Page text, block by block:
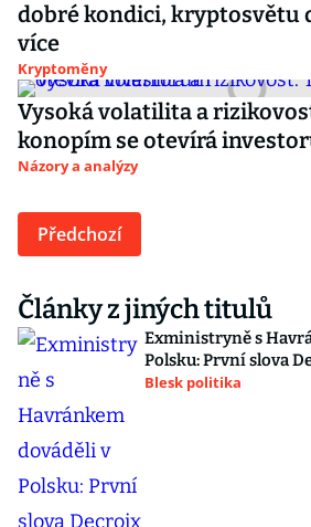
dobré kondici, kryptosvětu
více
Kryptoměny
Vysoká volatilita a
konopím se otevírá
Názory a analýzy
Předchozí
Články z jiných titulů
Exministryně s
Polsku: První slova
Blesk politika